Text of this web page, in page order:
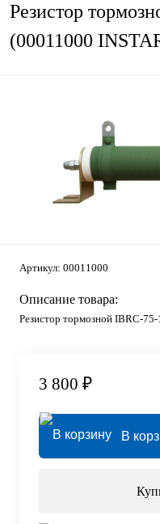
Резистор
(00011000
Артикул: 00011000
Описание товара:
Резистор тормозной IBRC-
3 800 ₽
В